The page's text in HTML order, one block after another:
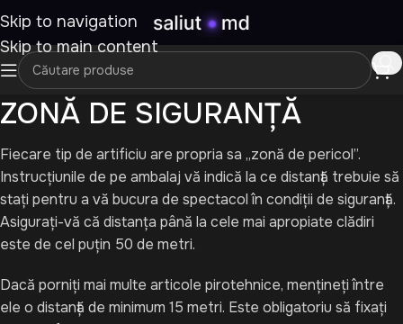
Skip to navigation
Skip to main content
ZONĂ DE SIGURANȚĂ
Fiecare tip de artificiu are propria sa „zonă de pericol”.
Instrucțiunile de pe ambalaj vă indică la ce distanță trebuie să
stați pentru a vă bucura de spectacol în condiții de siguranță.
Asigurați-vă că distanța până la cele mai apropiate clădiri
este de cel puțin 50 de metri.
Dacă porniți mai multe articole pirotehnice, mențineți între
ele o distanță de minimum 15 metri. Este obligatoriu să fixați